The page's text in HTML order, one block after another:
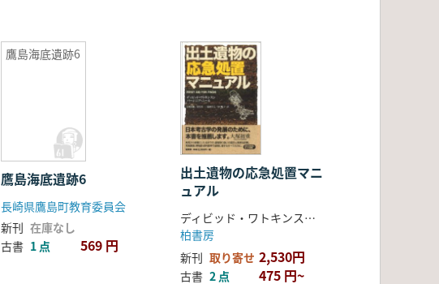
鷹島海底遺跡6
鷹島海底遺跡6
長崎県鷹島町教育委員会
新刊 在庫なし
古書 1 点 569 円
出土遺物の応急処置マニ
ュアル
ディビッド・ワトキンスン バージニア・ニール 著 谷畑 美帆 訳
柏書房
新刊 取り寄せ 2,530円
古書 2 点 475 円~